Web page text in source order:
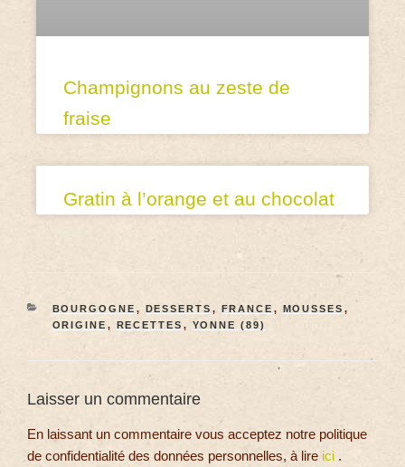
Champignons au zeste de
fraise
Gratin à l’orange et au chocolat
BOURGOGNE , DESSERTS , FRANCE , MOUSSES ,
ORIGINE , RECETTES , YONNE (89)
Laisser un commentaire
En laissant un commentaire vous acceptez notre politique
de confidentialité des données personnelles, à lire ici .